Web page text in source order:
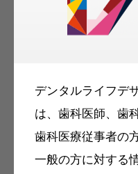
デンタルライフデ
は、歯科医師、歯
歯科医療従事者の
一般の方に対する
容のメールマ
メ